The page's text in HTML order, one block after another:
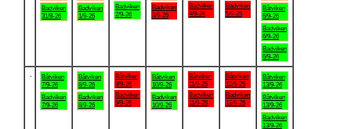
Badviken
31/8-26
Badviken
1/9-26
Badviken
2/9-26
Badviken
3/9-26
Badviken
4/9-26
Badviken
5/9-26
Båtviken
6/9-26
Badviken
6/9-26
Badviken
6/9-26
Båtviken
7/9-26
Badviken
7/9-26
Båtviken
8/9-26
Badviken
8/9-26
Båtviken
9/9-26
Badviken
9/9-26
Båtviken
10/9-26
Badviken
10/9-26
Båtviken
11/9-26
Badviken
11/9-26
Båtviken
12/9-26
Badviken
12/9-26
Båtviken
13/9-26
Båtviken
13/9-26
Badviken
13/9-26